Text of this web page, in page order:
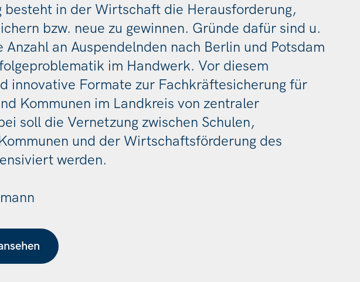
besteht in der Wirtschaft die Herausforderung,
bzw. neue zu gewinnen. Gründe dafür sind u.
Anzahl an Auspendelnden nach Berlin und Potsdam
im Handwerk. Vor diesem
innovative Formate zur Fachkräftesicherung für
Kommunen im Landkreis von zentraler
soll die Vernetzung zwischen Schulen,
und der Wirtschaftsförderung des
werden.